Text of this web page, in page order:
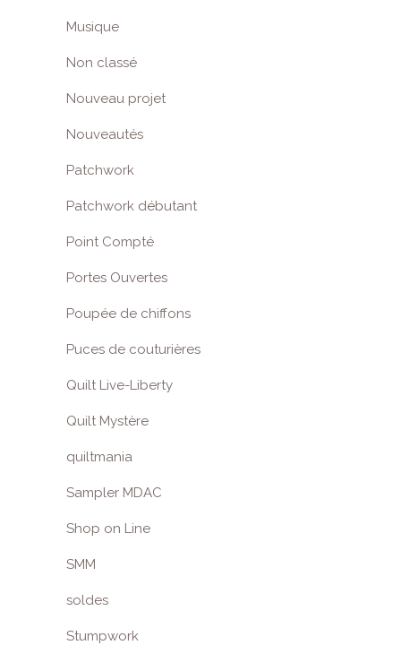
Musique
Non classé
Nouveau projet
Nouveautés
Patchwork
Patchwork débutant
Point Compté
Portes Ouvertes
Poupée de chiffons
Puces de couturières
Quilt Live-Liberty
Quilt Mystère
quiltmania
Sampler MDAC
Shop on Line
SMM
soldes
Stumpwork